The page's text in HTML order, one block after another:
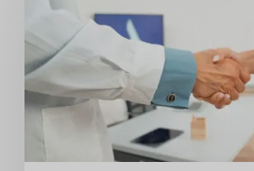
cliniche
confermano:
Arbrea
raggiunge
una